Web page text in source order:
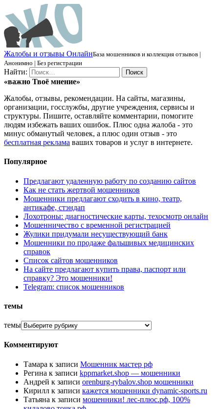
Жалобы и отзывы ОнлайнБаза мошенников и коллекция отзывов |
Анонимно | Без регистрации
Найти:
«важно Твоё мнение»
Жалобы, отзывы, рекомендации. На сайты, магазины,
организации, госслужбы, другие учреждения, сервисы и
структуры. Пишите, оставляйте комментарии, помогите
людям избежать ваших ошибок. Плюс одна жалоба - это
минус обманутый человек, а плюс один отзыв - это
бесплатная реклама ваших товаров и услуг в интернете.
Популярное
Предлагают удаленную работу по созданию сайтов
Как не стать жертвой мошенников
Мошенники предлагают сходить в кино, театр,
антикафе, стэндап
Лохотроны: диагностические карты, техосмотр онлайн
Мошенничество с временной регистрацией
Жулики придумали несуществующий банк
Мошенники по продаже фальшивых медицинских
справок
Список сайтов мошенников
На сайте предлагают купить права, паспорт или
справку? Это мошенники!
Telegram: список мошенников
темы
темы
Комментируют
Тамара к записи Мошенник мастер рф
Регина к записи kppmarket.shop — мошенники
Андрей к записи orenburg-rybalov.shop мошенники
Кирилл к записи кажется мошенники dynamic-sports.ru
Татьяна к записи мошенники! лес-плюс.рф, 100%